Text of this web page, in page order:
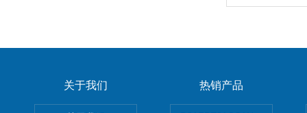
关于我们 热销产品